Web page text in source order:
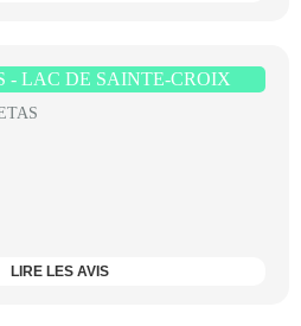
- LAC DE SAINTE-CROIX
LIRE LES AVIS